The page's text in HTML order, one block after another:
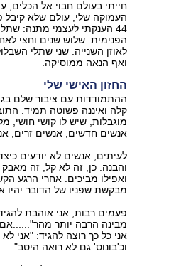
חייתי בעולם חבוי אל
העמוקה שלי, עולם שלא קיבל
44 הענקתי לעצמי מתנה:
הפנימית. שלוש שנים וחצי
לאוזן השנייה. שני שתלי
ואף הנאה ממוסיקה.
החזון האישי שלי
ההתמודדות עם ציבור שלם
קלה ואיננה פשוטה תמיד.
מוגבלות, שיש לו קושי חושי,
אנשים חדשים, אנשים זרים,
לעיתים, אנשים לא יודעים
והבנה. כן, זה לא קל, זה
ואפילו מביכים. אחרי הרגע
מבקשת שפניו של הדובר יהיו
פעמים רבות, אני אוהבת
מבינה הרבה יותר
אני כל כך רוצה להגיד: "אני
וכ'בונוס' גם לא רואה היטב"...